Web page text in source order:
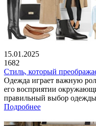
15.01.2025
1682
Стиль, который
Одежда играет важную
его восприятии
правильный выбор
Подробнее